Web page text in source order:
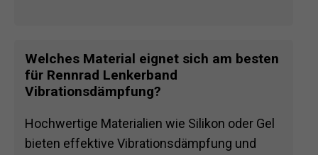
Welches Material eignet sich am besten
für Rennrad Lenkerband
Vibrationsdämpfung?
Hochwertige Materialien wie Silikon oder Gel
bieten effektive Vibrationsdämpfung und